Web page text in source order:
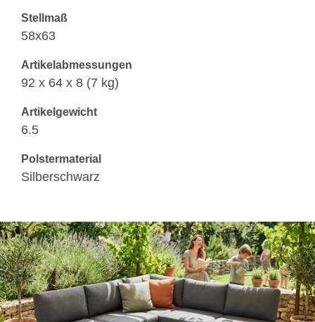
Stellmaß
58x63
Artikelabmessungen
92 x 64 x 8 (7 kg)
Artikelgewicht
6.5
Polstermaterial
Silberschwarz